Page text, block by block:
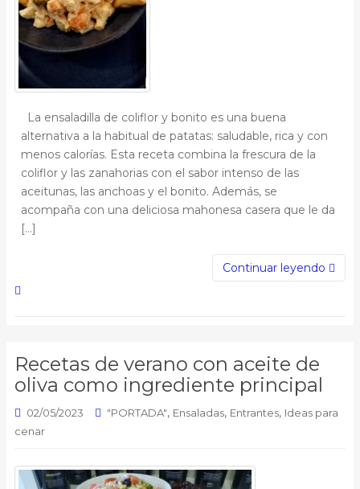
La ensaladilla de coliflor y bonito es una buena
alternativa a la habitual de patatas: saludable, rica y con
menos calorías. Esta receta combina la frescura de la
coliflor y las zanahorias con el sabor intenso de las
aceitunas, las anchoas y el bonito. Además, se
acompaña con una deliciosa mahonesa casera que le da
[…]
Continuar leyendo
Recetas de verano con aceite de
oliva como ingrediente principal
02/05/2023 "PORTADA", Ensaladas, Entrantes, Ideas para
cenar